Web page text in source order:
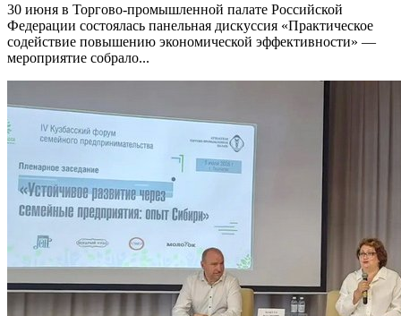
30 июня в Торгово-промышленной палате Российской
Федерации состоялась панельная дискуссия «Практическое
содействие повышению экономической эффективности» —
мероприятие собрало...